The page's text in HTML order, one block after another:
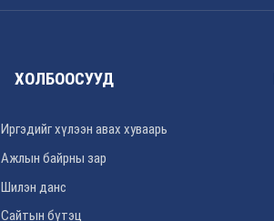
ХОЛБООСУУД
Иргэдийг хүлээн авах хуваарь
Ажлын байрны зар
Шилэн данс
Сайтын бүтэц